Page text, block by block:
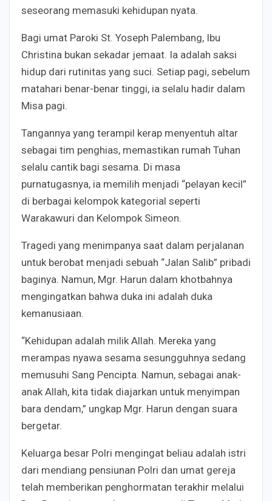
seseorang memasuki kehidupan nyata.
Bagi umat Paroki St. Yoseph Palembang, Ibu
Christina bukan sekadar jemaat. Ia adalah saksi
hidup dari rutinitas yang suci. Setiap pagi, sebelum
matahari benar-benar tinggi, ia selalu hadir dalam
Misa pagi.
Tangannya yang terampil kerap menyentuh altar
sebagai tim penghias, memastikan rumah Tuhan
selalu cantik bagi sesama. Di masa
purnatugasnya, ia memilih menjadi “pelayan kecil”
di berbagai kelompok kategorial seperti
Warakawuri dan Kelompok Simeon.
Tragedi yang menimpanya saat dalam perjalanan
untuk berobat menjadi sebuah “Jalan Salib” pribadi
baginya. Namun, Mgr. Harun dalam khotbahnya
mengingatkan bahwa duka ini adalah duka
kemanusiaan.
“Kehidupan adalah milik Allah. Mereka yang
merampas nyawa sesama sesungguhnya sedang
memusuhi Sang Pencipta. Namun, sebagai anak-
anak Allah, kita tidak diajarkan untuk menyimpan
bara dendam,” ungkap Mgr. Harun dengan suara
bergetar.
Keluarga besar Polri mengingat beliau adalah istri
dari mendiang pensiunan Polri dan umat gereja
telah memberikan penghormatan terakhir melalui